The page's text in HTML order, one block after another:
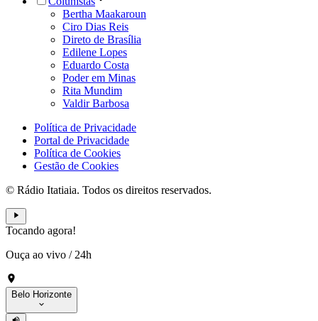
Bertha Maakaroun
Ciro Dias Reis
Direto de Brasília
Edilene Lopes
Eduardo Costa
Poder em Minas
Rita Mundim
Valdir Barbosa
Política de Privacidade
Portal de Privacidade
Política de Cookies
Gestão de Cookies
© Rádio Itatiaia. Todos os direitos reservados.
Tocando agora!
Ouça ao vivo / 24h
Belo Horizonte